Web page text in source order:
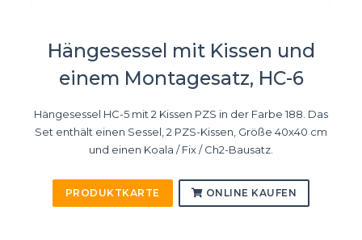
Hängesessel mit Kissen und
einem Montagesatz, HC-6
Hängesessel HC-5 mit 2 Kissen PZS in der Farbe 188. Das
Set enthält einen Sessel, 2 PZS-Kissen, Größe 40x40 cm
und einen Koala / Fix / Ch2-Bausatz.
PRODUKTKARTE ONLINE KAUFEN